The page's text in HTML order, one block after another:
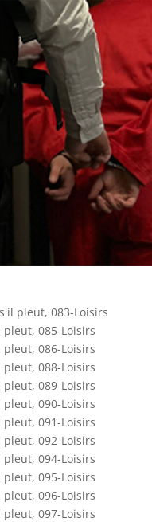
pleut, 083-Loisirs
pleut, 085-Loisirs
pleut, 086-Loisirs
pleut, 088-Loisirs
pleut, 089-Loisirs
pleut, 090-Loisirs
pleut, 091-Loisirs
pleut, 092-Loisirs
pleut, 094-Loisirs
pleut, 095-Loisirs
pleut, 096-Loisirs
pleut, 097-Loisirs